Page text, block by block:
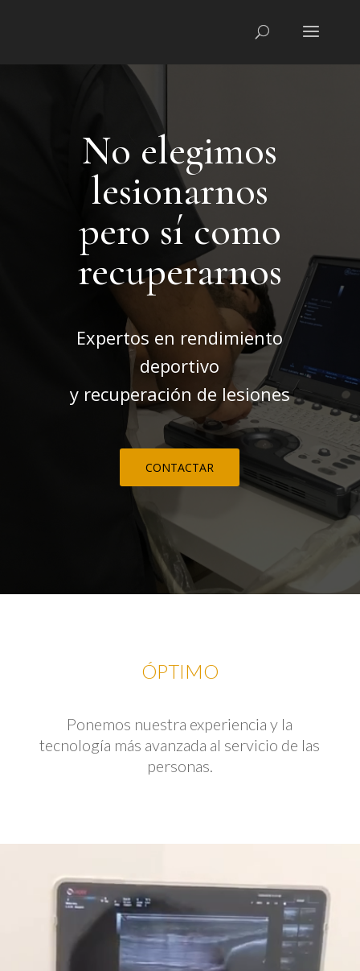
No elegimos
lesionarnos
pero sí como
recuperarnos
Expertos en rendimiento
deportivo
y recuperación de lesiones
CONTACTAR
ÓPTIMO
Ponemos nuestra experiencia y la
tecnología más avanzada al servicio de las
personas.